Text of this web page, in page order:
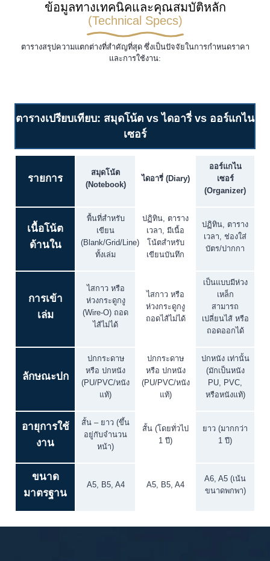
ข้อมูลทางเทคนิคและคุณสมบัติหลัก
(Technical Specs)
ตารางสรุปความแตกต่างที่สำคัญที่สุด ซึ่งเป็นปัจจัยในการกำหนดราคา
และการใช้งาน:
ตารางเปรียบเทียบ: สมุดโน้ต vs ไดอารี่ vs ออร์แกไน
เซอร์
รายการ
สมุดโน้ต
(Notebook)
ไดอารี่ (Diary)
ออร์แกไน
เซอร์
(Organizer)
เนื้อโน้ต
ด้านใน
พื้นที่สำหรับ
เขียน
(Blank/Grid/Line)
ทั้งเล่ม
ปฏิทิน, ตาราง
เวลา, มีเนื้อ
โน้ตสำหรับ
เขียนบันทึก
ปฏิทิน, ตาราง
เวลา, ช่องใส่
บัตร/ปากกา
การเข้า
เล่ม
ไสกาว หรือ
ห่วงกระดูกงู
(Wire-O) ถอด
ไส้ไม่ได้
ไสกาว หรือ
ห่วงกระดูกงู
ถอดไส้ไม่ได้
เป็นแบบมีห่วง
เหล็ก
สามารถ
เปลี่ยนไส้ หรือ
ถอดออกได้
ลักษณะปก
ปกกระดาษ
หรือ ปกหนัง
(PU/PVC/หนัง
แท้)
ปกกระดาษ
หรือ ปกหนัง
(PU/PVC/หนัง
แท้)
ปกหนัง เท่านั้น
(มักเป็นหนัง
PU, PVC,
หรือหนังแท้)
อายุการใช้
งาน
สั้น – ยาว (ขึ้น
อยู่กับจำนวน
หน้า)
สั้น (โดยทั่วไป
1 ปี)
ยาว (มากกว่า
1 ปี)
ขนาด
มาตรฐาน
A5, B5, A4 A5, B5, A4
A6, A5 (เน้น
ขนาดพกพา)